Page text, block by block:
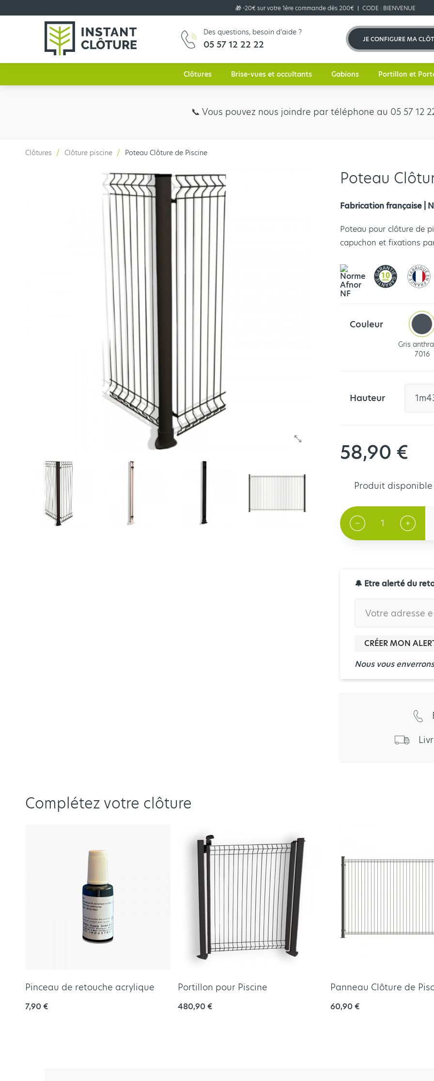
🎁 -20€ sur votre 1ère commande dès 200€ CODE : BIENVENUE
Des questions, besoin d’aide ?
05 57 12 22 22 JE CONFIGURE MA
Clôtures Brise-vues et occultants Gabions Portillon et
📞​ Vous pouvez nous joindre par téléphone au 05 57 12
Clôtures Clôture piscine Poteau Clôture de Piscine
Poteau
Fabrication française |
Poteau pour clôture de
capuchon et fixations
Couleur
Gris
7016
Hauteur
58,90 €
Produit
🔔 Etre alerté du
CRÉER MON
Nous vous
Complétez votre clôture
Pinceau de retouche acrylique
7,90 €
Portillon pour Piscine
480,90 €
Panneau Clôture de
60,90 €